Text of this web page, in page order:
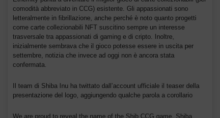
comodità abbreviato in CCG) esistente. Gli appassionati sono
letteralmente in fibrillazione, anche perché è noto quanto progetti
come carte collezionabili NFT suscitino sempre un interesse
trasversale tra appassionati di gaming e di cripto. Inoltre,
inizialmente sembrava che il gioco potesse essere in uscita per
settembre, notizia che invece ad oggi non è ancora stata
confermata.
Il team di Shiba Inu ha twittato dall’account ufficiale il teaser della
presentazione del logo, aggiungendo qualche parola a corollario
We are proud to reveal the name of the Shib CCG game, Shiba